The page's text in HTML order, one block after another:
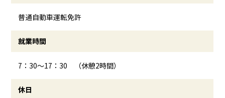
普通自動車運転免許
就業時間
7：30～17：30 （休憩2時間）
休日